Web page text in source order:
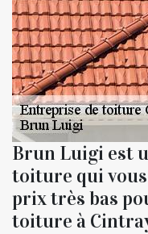
Brun Luigi est
toiture qui
prix très bas
toiture à